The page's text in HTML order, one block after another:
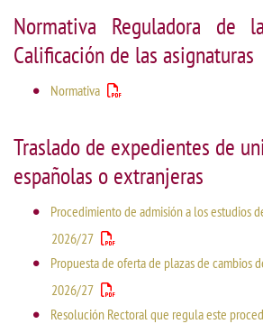
Normativa Reguladora de
Calificación de las asignaturas
Normativa
Traslado de expedientes de
españolas o extranjeras
Procedimiento de admisión a los estudios
2026/27
Propuesta de oferta de plazas de cambios
2026/27
Resolución Rectoral que regula este